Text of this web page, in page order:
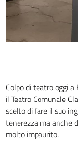
Colpo di teatro oggi
il Teatro Comunale
scelto di fare il suo
tenerezza ma anche
molto impaurito.